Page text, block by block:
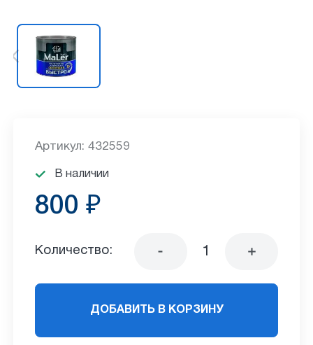
Артикул: 432559
В наличии
800 ₽
Количество:
ДОБАВИТЬ В КОРЗИНУ